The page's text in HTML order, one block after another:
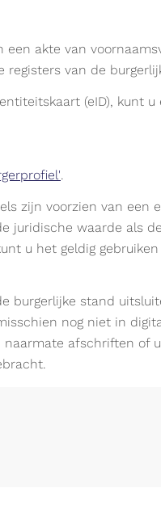
akte van
registers van de
(eID), kunt
.
zijn voorzien van een
juridische waarde als
u het geldig
burgerlijke stand
nog niet in
afschriften of